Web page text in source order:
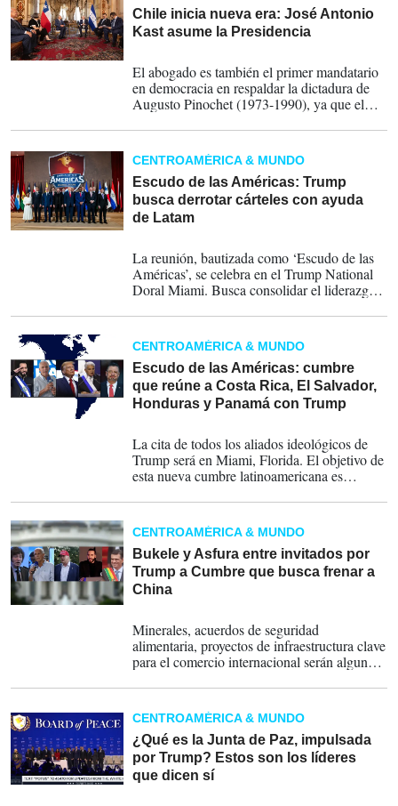
Chile inicia nueva era: José Antonio
Kast asume la Presidencia
El abogado es también el primer mandatario
en democracia en respaldar la dictadura de
Augusto Pinochet (1973-1990), ya que el
hasta ahora era Sebastián Piñera (2010-2014
y 2018-2022), que votó en contra de la
continuidad del régimen en el plebiscito de
1989.
CENTROAMÉRICA & MUNDO
Escudo de las Américas: Trump
busca derrotar cárteles con ayuda
de Latam
La reunión, bautizada como ‘Escudo de las
Américas’, se celebra en el Trump National
Doral Miami. Busca consolidar el liderazgo
los carteles de la droga y contrarrestar la
creciente influencia de China en la región.
CENTROAMÉRICA & MUNDO
Escudo de las Américas: cumbre
que reúne a Costa Rica, El Salvador,
Honduras y Panamá con Trump
La cita de todos los aliados ideológicos de
Trump será en Miami, Florida. El objetivo de
esta nueva cumbre latinoamericana es
prosperidad en nuestra región", según lo
dicho por la portavoz de la Casa Blanca,
Karoline Leavitt. Los temas a bordar serán
migración, narcotráfico y otros.
CENTROAMÉRICA & MUNDO
Bukele y Asfura entre invitados por
Trump a Cumbre que busca frenar a
China
Minerales, acuerdos de seguridad
alimentaria, proyectos de infraestructura clave
para el comercio internacional serán algunos
CENTROAMÉRICA & MUNDO
¿Qué es la Junta de Paz, impulsada
por Trump? Estos son los líderes
que dicen sí